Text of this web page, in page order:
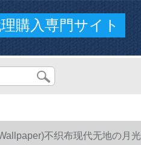
購入専門サイト
不织布现代无地の月